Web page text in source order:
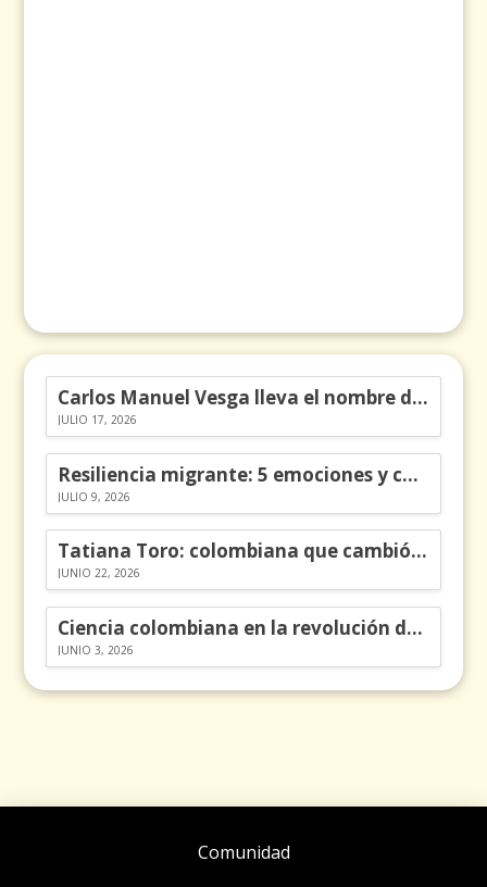
Carlos Manuel Vesga lleva el nombre de Colombia a los Emmy
JULIO 17, 2026
Resiliencia migrante: 5 emociones y cómo gestionarlas
JULIO 9, 2026
Tatiana Toro: colombiana que cambió la historia de las matemáticas
JUNIO 22, 2026
Ciencia colombiana en la revolución de los órganos en chips
JUNIO 3, 2026
Comunidad